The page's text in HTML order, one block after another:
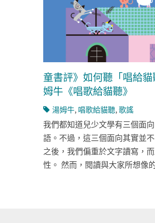
童書評》如何聽「唱給
姆牛《唱歌給貓聽》
湯姆牛, 唱歌給貓聽,歌謠
我們都知道兒少文學有三個面
語。不過，這三個面向其實並
之後，我們偏重於文字讀寫，
性。 然而，閱讀與大家所想像